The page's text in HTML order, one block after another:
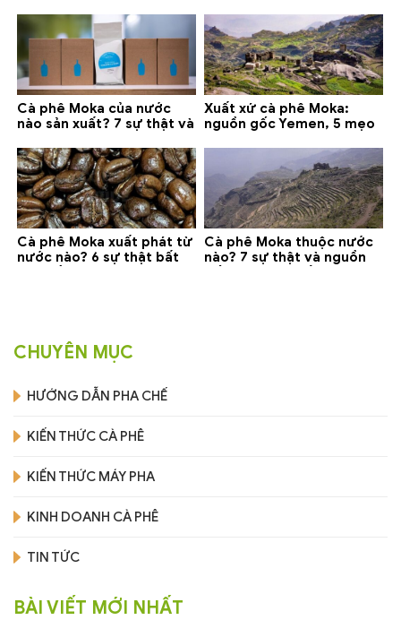
Cà phê Moka của nước
nào sản xuất? 7 sự thật và
Xuất xứ cà phê Moka:
nguồn gốc Yemen, 5 mẹo
Cà phê Moka xuất phát từ
nước nào? 6 sự thật bất
Cà phê Moka thuộc nước
nào? 7 sự thật và nguồn
CHUYÊN MỤC
HƯỚNG DẪN PHA CHẾ
KIẾN THỨC CÀ PHÊ
KIẾN THỨC MÁY PHA
KINH DOANH CÀ PHÊ
TIN TỨC
BÀI VIẾT MỚI NHẤT